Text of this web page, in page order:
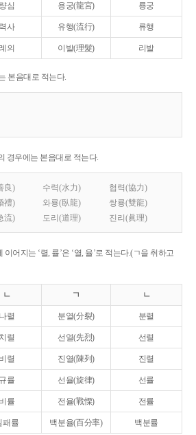
량심 용궁(龍宮) 룡궁
력사 유행(流行) 류행
의 이발(理髮) 리발
본음대로 적는다.
경우에는 본음대로 적는다.
良) 수력(水力)
협력(協力)
禮) 와룡(臥龍)
쌍룡(雙龍)
流) 도리(道理) 진리(眞理)
이어지는 ‘렬, 률’은 ‘열, 율’로 적는다.(ㄱ을 취하고
ㄴ ㄱ ㄴ
나렬 분열(分裂) 분렬
치렬 선열(先烈) 선렬
비렬 진열(陳列) 진렬
규률 선율(旋律) 선률
비률 전율(戰慄) 전률
패률 백분율(百分率) 백분률